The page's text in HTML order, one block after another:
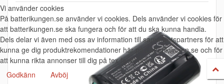
Vi använder cookies
På batterikungen.se använder vi cookies. Dels använder vi cookies för
att batterikungen.se ska fungera och för att du ska kunna handla.
Dels delar vi även med oss av information till samarbetspartners för att
kunna ge dig produktrekomendationer här på batterikungen.se och för
att kunna rikta annonser till dig på tex facebook.
Godkänn
Avböj